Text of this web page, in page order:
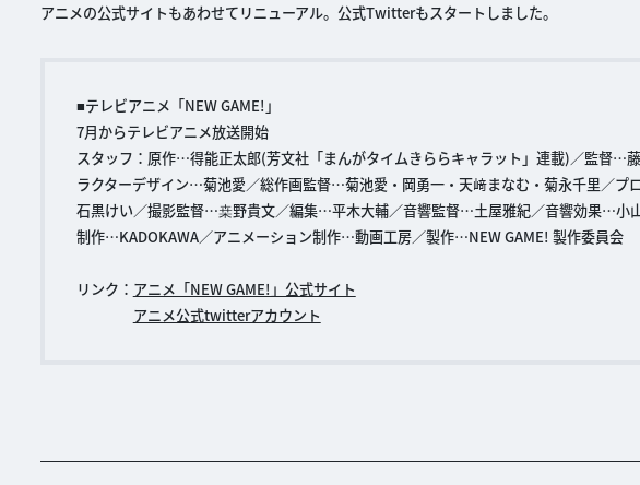
アニメの公式サイトもあわせてリニューアル。公式Twitterもスタートしました。
■テレビアニメ「NEW GAME!」
7月からテレビアニメ放送開始
スタッフ：原作…得能正太郎(芳文社「まんがタイムきららキャラット」連載)／監督…
ラクターデザイン…菊池愛／総作画監督…菊池愛・岡勇一・天﨑まなむ・菊永千里／
石黒けい／撮影監督…桒野貴文／編集…平木大輔／音響監督…土屋雅紀／音響効果…小
制作…KADOKAWA／アニメーション制作…動画工房／製作…NEW GAME! 製作委員会
リンク： アニメ「NEW GAME!」公式サイト
アニメ公式twitterアカウント